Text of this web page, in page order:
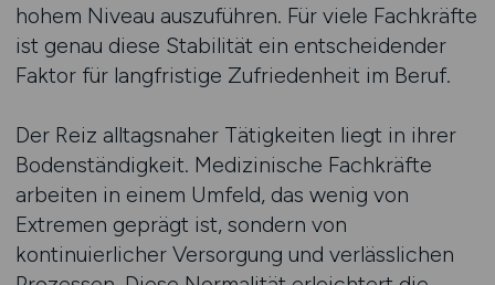
hohem Niveau auszuführen. Für viele Fachkräfte
ist genau diese Stabilität ein entscheidender
Faktor für langfristige Zufriedenheit im Beruf.
Der Reiz alltagsnaher Tätigkeiten liegt in ihrer
Bodenständigkeit. Medizinische Fachkräfte
arbeiten in einem Umfeld, das wenig von
Extremen geprägt ist, sondern von
kontinuierlicher Versorgung und verlässlichen